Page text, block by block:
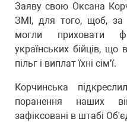
Заяву свою Оксана
ЗМІ, для того, щоб, за
могли приховати
українських бійців,
пільг і виплат їхні сім'ї.
Корчинська
поранення наших
зафіксовані в штабі